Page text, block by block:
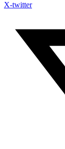
X-twitter